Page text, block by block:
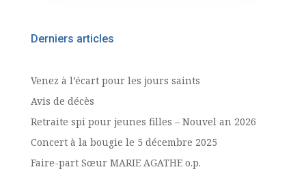
Derniers articles
Venez à l’écart pour les jours saints
Avis de décès
Retraite spi pour jeunes filles – Nouvel an 2026
Concert à la bougie le 5 décembre 2025
Faire-part Sœur MARIE AGATHE o.p.